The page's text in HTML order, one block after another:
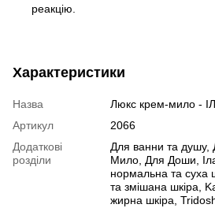
реакцію.
Характеристики
Назва
Люкс крем-мило -
Артикул
2066
Додаткові
розділи
Для ванни та душу,
Мило, Для Доши,
нормальна та суха
та змішана шкіра,
жирна шкіра,